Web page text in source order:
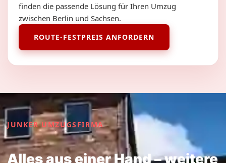
finden die passende Lösung für Ihren Umzug
zwischen Berlin und Sachsen.
ROUTE-FESTPREIS ANFORDERN
JUNKER UMZUGSFIRMA
Alles aus einer Hand – weitere